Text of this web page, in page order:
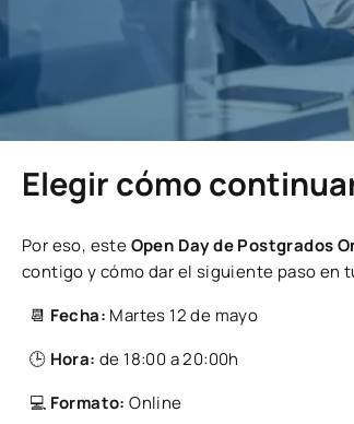
Elegir cómo
Por eso, esteOpen Day de Postgrados
contigo y cómo dar el siguiente paso en
📆 Fecha: Martes 12 de mayo
🕒 Hora: de 18:00 a 20:00h
💻 Formato: Online